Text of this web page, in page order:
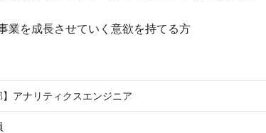
業を成長させていく意欲を持てる方
】アナリティクスエンジニア